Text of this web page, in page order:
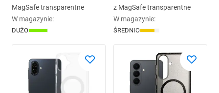
MagSafe transparentne
W magazynie:
DUŻO
z MagSafe transparentne
W magazynie:
ŚREDNIO